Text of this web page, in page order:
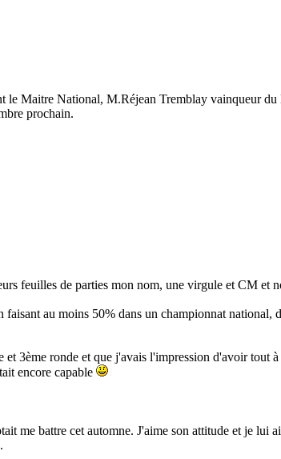
le Maitre National, M.Réjean Tremblay vainqueur
prochain.
feuilles de parties mon nom, une virgule et CM et
au moins 50% dans un championnat national,
3ème ronde et que j'avais l'impression d'avoir tout
encore capable
me battre cet automne. J'aime son attitude et je lui